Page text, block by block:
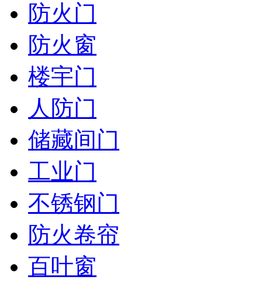
防火门
防火窗
楼宇门
人防门
储藏间门
工业门
不锈钢门
防火卷帘
百叶窗